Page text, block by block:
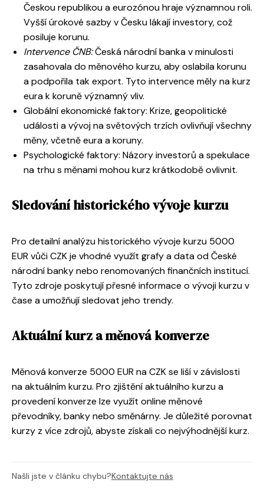
Českou republikou a eurozónou hraje významnou roli.
Vyšší úrokové sazby v Česku lákají investory, což
posiluje korunu.
Intervence ČNB:Česká národní banka v minulosti
zasahovala do měnového kurzu, aby oslabila korunu
a podpořila tak export. Tyto intervence měly na kurz
eura k koruně významný vliv.
Globální ekonomické faktory: Krize, geopolitické
události a vývoj na světových trzích ovlivňují všechny
měny, včetně eura a koruny.
Psychologické faktory: Názory investorů a spekulace
na trhu s měnami mohou kurz krátkodobě ovlivnit.
Sledování historického vývoje kurzu
Pro detailní analýzu historického vývoje kurzu 5000
EUR vůči CZK je vhodné využít grafy a data od České
národní banky nebo renomovaných finančních institucí.
Tyto zdroje poskytují přesné informace o vývoji kurzu v
čase a umožňují sledovat jeho trendy.
Aktuální kurz a měnová konverze
Měnová konverze 5000 EUR na CZK se liší v závislosti
na aktuálním kurzu. Pro zjištění aktuálního kurzu a
provedení konverze lze využít online měnové
převodníky, banky nebo směnárny. Je důležité porovnat
kurzy z více zdrojů, abyste získali co nejvýhodnější kurz.
Našli jste v článku chybu?Kontaktujte nás